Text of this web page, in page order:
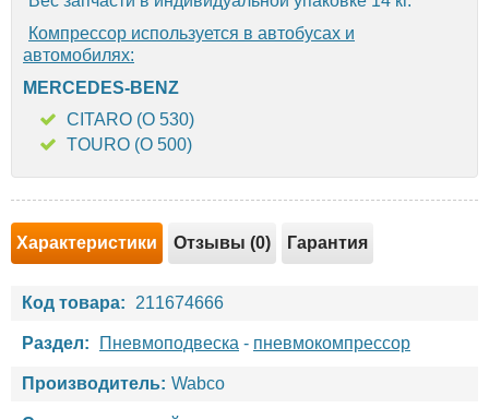
Компрессор используется в автобусах и
автомобилях:
MERCEDES-BENZ
CITARO (O 530)
TOURO (O 500)
Характеристики Отзывы (0) Гарантия
Код товара: 211674666
Раздел: Пневмоподвеска - пневмокомпрессор
Производитель: Wabco